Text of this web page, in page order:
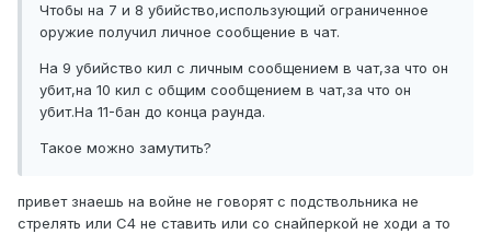
Чтобы на 7 и 8 убийство,использующий ограниченное
оружие получил личное сообщение в чат.
На 9 убийство кил с личным сообщением в чат,за что он
убит,на 10 кил с общим сообщением в чат,за что он
убит.На 11-бан до конца раунда.
Такое можно замутить?
привет знаешь на войне не говорят с подствольника не
стрелять или С4 не ставить или со снайперкой не ходи а то